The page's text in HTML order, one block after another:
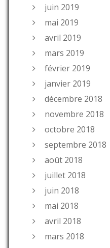
juin 2019
mai 2019
avril 2019
mars 2019
février 2019
janvier 2019
décembre 2018
novembre 2018
octobre 2018
septembre 2018
août 2018
juillet 2018
juin 2018
mai 2018
avril 2018
mars 2018